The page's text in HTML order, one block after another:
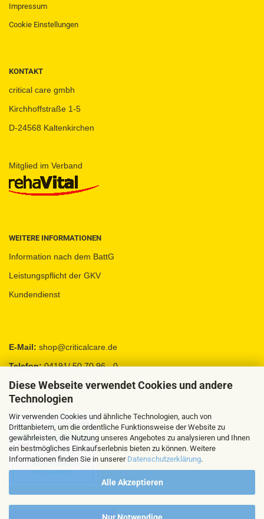
Diese Webseite verwendet Cookies und andere
Technologien
Wir verwenden Cookies und ähnliche Technologien, auch von
Drittanbietern, um die ordentliche Funktionsweise der Website zu
gewährleisten, die Nutzung unseres Angebotes zu analysieren und Ihnen
ein bestmögliches Einkaufserlebnis bieten zu können. Weitere
Informationen finden Sie in unserer Datenschutzerklärung.
Alle Akzeptieren
Impressum
Cookie Einstellungen
KONTAKT
critical care gmbh
Kirchhoffstraße 1-5
D-24568 Kaltenkirchen
Mitglied im Verband
WEITERE INFORMATIONEN
Information nach dem BattG
Leistungspflicht der GKV
Kundendienst
E-Mail: shop@criticalcare.de
Telefon:04191/ 50 70 96 - 0
Fax:04191 / 95 88 92